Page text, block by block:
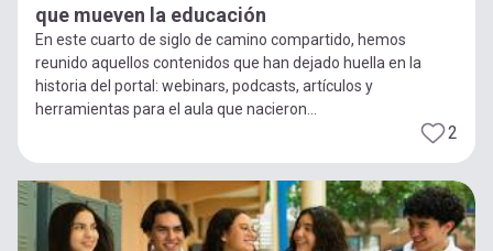
que mueven la educación
En este cuarto de siglo de camino compartido, hemos
reunido aquellos contenidos que han dejado huella en la
historia del portal: webinars, podcasts, artículos y
herramientas para el aula que nacieron...
2